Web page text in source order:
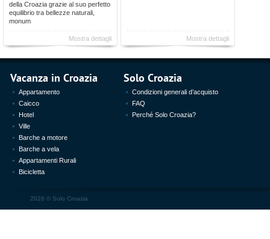
della Croazia grazie al suo perfetto
equilibrio tra bellezze naturali,
monum
Mostra dettagli Mostra dettagli
Vacanza in Croazia
Appartamento
Caicco
Hotel
Ville
Barche a motore
Barche a vela
Appartamenti Rurali
Bicicletta
Solo Croazia
Condizioni generali d’acquisto
FAQ
Perché Solo Croazia?
2026 © Solo Croazia